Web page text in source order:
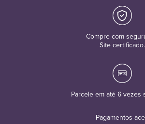
Compre com
Site certificado.
Parcele em até 6 vezes
Pagamentos